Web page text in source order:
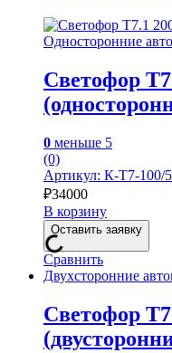
Односторонние
Светофор
0 меньше 5
(0)
Артикул: К-Т7-100/
₽34000
В корзину
Оставить заявку
Сравнить
Двухсторонние
Светофор